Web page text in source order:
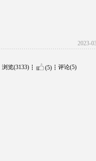
2023-
浏览(3133) (5) 评论(5)